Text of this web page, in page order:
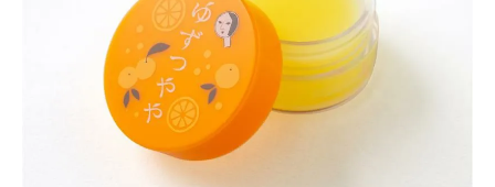
シリーズから探す
よーじやについて